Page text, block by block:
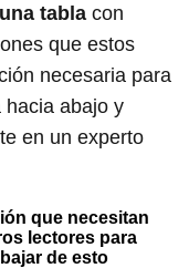
tabla con
que estos
necesaria para
hacia abajo y
en un experto
que necesitan
lectores para
de esto